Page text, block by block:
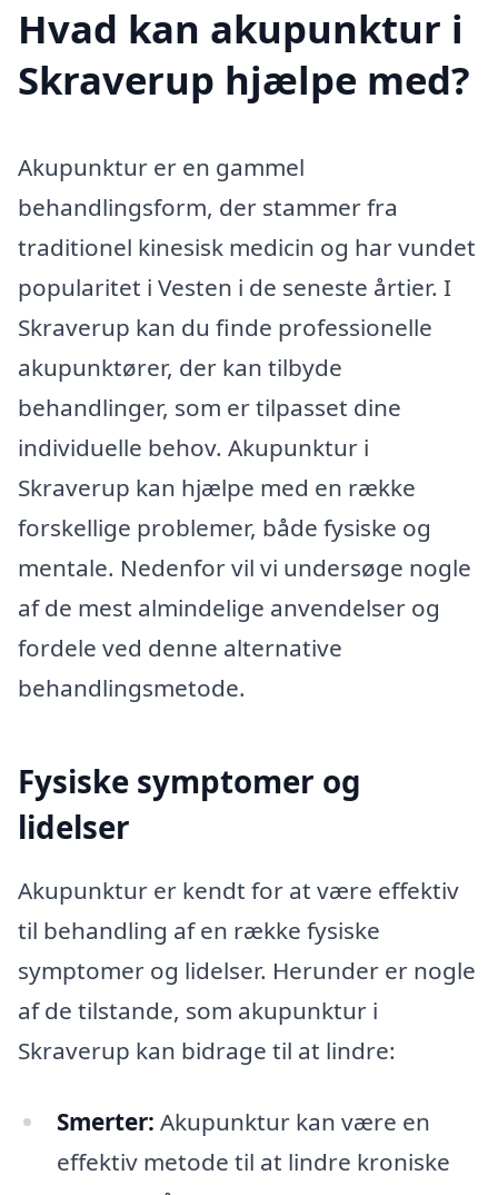
Hvad kan akupunktur i
Skraverup hjælpe med?
Akupunktur er en gammel
behandlingsform, der stammer fra
traditionel kinesisk medicin og har vundet
popularitet i Vesten i de seneste årtier. I
Skraverup kan du finde professionelle
akupunktører, der kan tilbyde
behandlinger, som er tilpasset dine
individuelle behov. Akupunktur i
Skraverup kan hjælpe med en række
forskellige problemer, både fysiske og
mentale. Nedenfor vil vi undersøge nogle
af de mest almindelige anvendelser og
fordele ved denne alternative
behandlingsmetode.
Fysiske symptomer og
lidelser
Akupunktur er kendt for at være effektiv
til behandling af en række fysiske
symptomer og lidelser. Herunder er nogle
af de tilstande, som akupunktur i
Skraverup kan bidrage til at lindre:
Smerter: Akupunktur kan være en
effektiv metode til at lindre kroniske